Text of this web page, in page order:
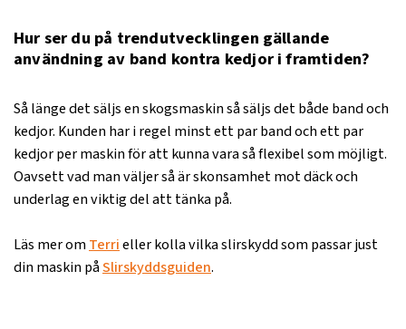
Hur ser du på trendutvecklingen gällande
användning av band kontra kedjor i framtiden?
Så länge det säljs en skogsmaskin så säljs det både band och
kedjor. Kunden har i regel minst ett par band och ett par
kedjor per maskin för att kunna vara så flexibel som möjligt.
Oavsett vad man väljer så är skonsamhet mot däck och
underlag en viktig del att tänka på.
Läs mer omTerrieller kolla vilka slirskydd som passar just
din maskin påSlirskyddsguiden.